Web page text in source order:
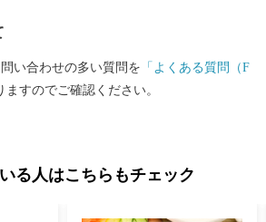
い合わせの多い質問を 「よくある質問（F
ますのでご確認ください。
る人はこちらもチェック